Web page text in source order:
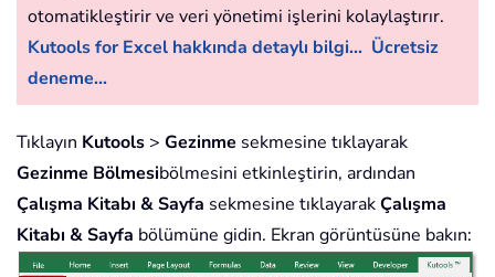
otomatikleştirir ve veri yönetimi işlerini kolaylaştırır.
Kutools for Excel hakkında detaylı bilgi... Ücretsiz
deneme...
Tıklayın Kutools > Gezinme sekmesine tıklayarak
Gezinme Bölmesibölmesini etkinleştirin, ardından
Çalışma Kitabı & Sayfa sekmesine tıklayarakÇalışma
Kitabı & Sayfa bölümüne gidin. Ekran görüntüsüne bakın: